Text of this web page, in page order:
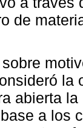
de
la
abierta
a los